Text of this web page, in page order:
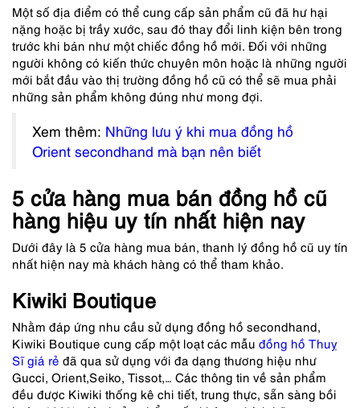
Một số địa điểm có thể cung cấp sản phẩm cũ đã hư hại
nặng hoặc bị trầy xước, sau đó thay đổi linh kiện bên trong
trước khi bán như một chiếc đồng hồ mới. Đối với những
người không có kiến thức chuyên môn hoặc là những người
mới bắt đầu vào thị trường đồng hồ cũ có thể sẽ mua phải
những sản phẩm không đúng như mong đợi.
Xem thêm: Những lưu ý khi mua đồng hồ
Orient secondhand mà bạn nên biết
5 cửa hàng mua bán đồng hồ cũ
hàng hiệu uy tín nhất hiện nay
Dưới đây là 5 cửa hàng mua bán, thanh lý đồng hồ cũ uy tín
nhất hiện nay mà khách hàng có thể tham khảo.
Kiwiki Boutique
Nhằm đáp ứng nhu cầu sử dụng đồng hồ secondhand,
Kiwiki Boutique cung cấp một loạt các mẫu đồng hồ Thuỵ
Sĩ giá rẻ đã qua sử dụng với đa dạng thương hiệu như
Gucci, Orient,Seiko, Tissot,… Các thông tin về sản phẩm
đều được Kiwiki thống kê chi tiết, trung thực, sẵn sàng bồi